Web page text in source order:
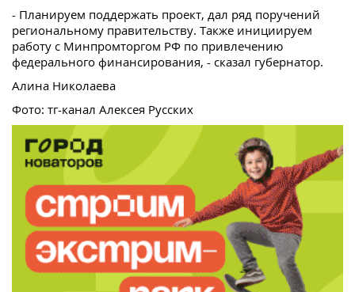
- Планируем поддержать проект, дал ряд поручений
региональному правительству. Также инициируем
работу с Минпромторгом РФ по привлечению
федерального финансирования, - сказал губернатор.
Алина Николаева
Фото: тг-канал Алексея Русских